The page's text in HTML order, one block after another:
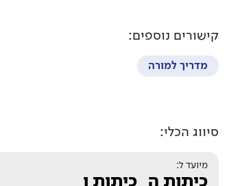
קישורים נוספים:
מדריך למורה
סיווג הכלי:
מיועד ל:
כיתות ה כיתות ו